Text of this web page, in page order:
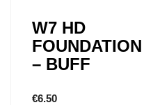
W7 HD
FOUNDATION
– BUFF
€6.50